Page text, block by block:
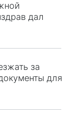
дал
за
для